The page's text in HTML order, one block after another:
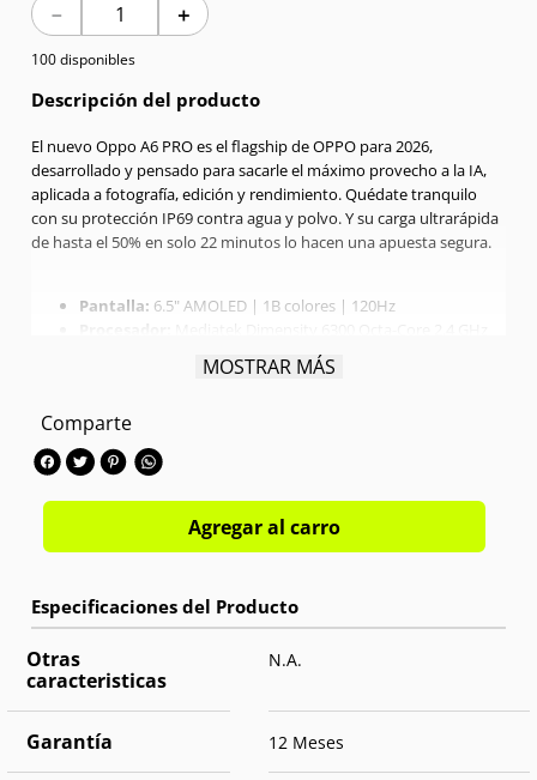
＋
－
100 disponibles
Descripción del producto
El nuevo Oppo A6 PRO es el flagship de OPPO para 2026,
desarrollado y pensado para sacarle el máximo provecho a la IA,
aplicada a fotografía, edición y rendimiento. Quédate tranquilo
con su protección IP69 contra agua y polvo. Y su carga ultrarápida
de hasta el 50% en solo 22 minutos lo hacen una apuesta segura.
Pantalla: 6.5" AMOLED | 1B colores | 120Hz
Memoria interna:256GB
Cámara frontal:
OS:Android 15
MOSTRAR MÁS
Comparte
Agregar al carro
Otras
caracteristicas
N.A.
Garantía 12 Meses
8.
Celulares
Iphone 17